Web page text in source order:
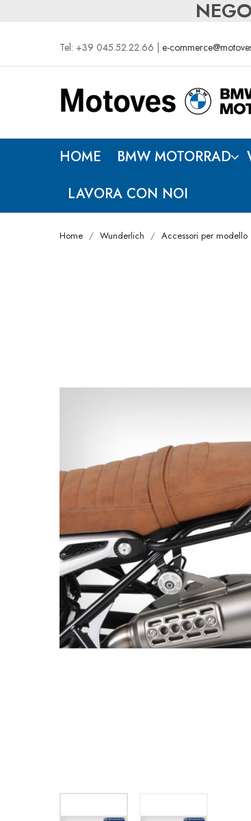
Tel: +39 045.52.22.66 | e-
HOME BMW MOTORRAD
LAVORA CON NOI
Home Wunderlich Accessori per modello